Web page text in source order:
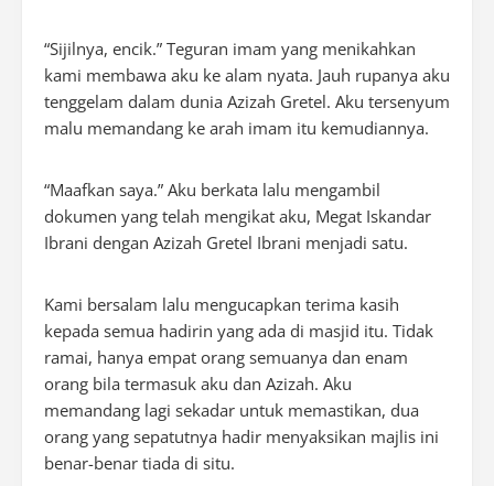
“Sijilnya, encik.” Teguran imam yang menikahkan
kami membawa aku ke alam nyata. Jauh rupanya aku
tenggelam dalam dunia Azizah Gretel. Aku tersenyum
malu memandang ke arah imam itu kemudiannya.
“Maafkan saya.” Aku berkata lalu mengambil
dokumen yang telah mengikat aku, Megat Iskandar
Ibrani dengan Azizah Gretel Ibrani menjadi satu.
Kami bersalam lalu mengucapkan terima kasih
kepada semua hadirin yang ada di masjid itu. Tidak
ramai, hanya empat orang semuanya dan enam
orang bila termasuk aku dan Azizah. Aku
memandang lagi sekadar untuk memastikan, dua
orang yang sepatutnya hadir menyaksikan majlis ini
benar-benar tiada di situ.